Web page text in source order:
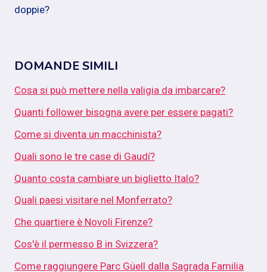
doppie?
DOMANDE SIMILI
Cosa si può mettere nella valigia da imbarcare?
Quanti follower bisogna avere per essere pagati?
Come si diventa un macchinista?
Quali sono le tre case di Gaudí?
Quanto costa cambiare un biglietto Italo?
Quali paesi visitare nel Monferrato?
Che quartiere è Novoli Firenze?
Cos'è il permesso B in Svizzera?
Come raggiungere Parc Güell dalla Sagrada Familia